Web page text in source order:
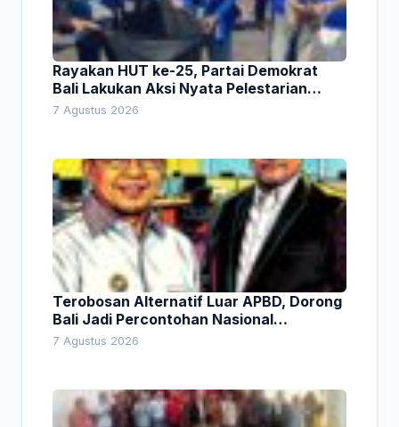
Rayakan HUT ke-25, Partai Demokrat
Bali Lakukan Aksi Nyata Pelestarian
Lingkungan
7 Agustus 2026
Terobosan Alternatif Luar APBD, Dorong
Bali Jadi Percontohan Nasional
Pembiayaan Daerah
7 Agustus 2026